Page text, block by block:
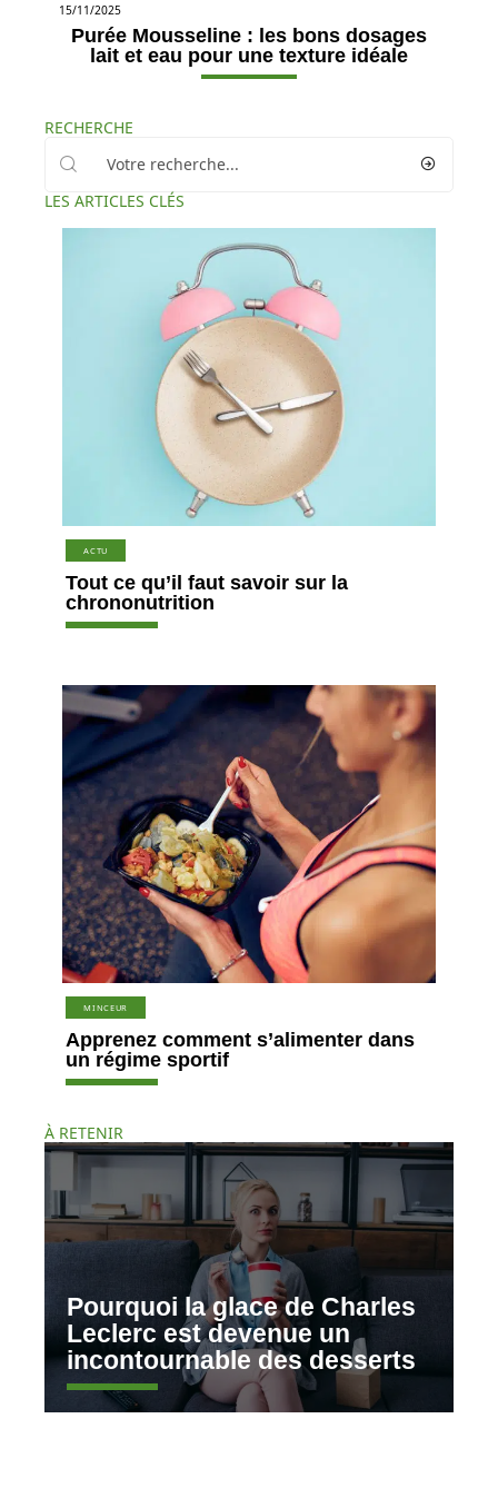
15/11/2025
Purée Mousseline : les bons dosages
lait et eau pour une texture idéale
RECHERCHE
LES ARTICLES CLÉS
ACTU
Tout ce qu’il faut savoir sur la
chrononutrition
MINCEUR
Apprenez comment s’alimenter dans
un régime sportif
À RETENIR
Pourquoi la glace de Charles
Leclerc est devenue un
incontournable des desserts